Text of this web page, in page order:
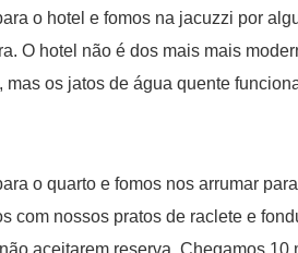
o hotel e fomos na jacuzzi por
O hotel não é dos mais mais
mas os jatos de água quente
o quarto e fomos nos arrumar
com nossos pratos de raclete e
aceitarem reserva. Chegamos